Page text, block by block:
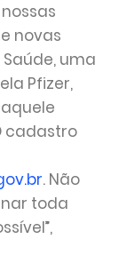
novas
uma
Pfizer,
cadastro
. Não
toda